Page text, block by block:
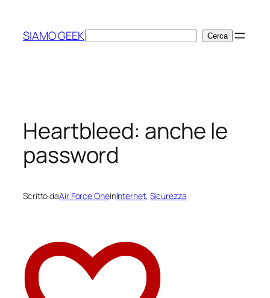
contenuto
SIAMO GEEKCerca Cerca
Heartbleed: anche le
password
Scritto daAir Force OneinInternet, Sicurezza